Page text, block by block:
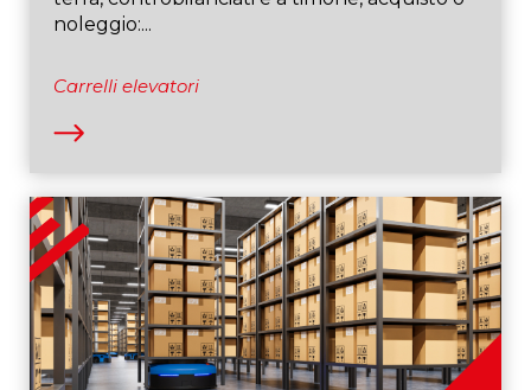
noleggio:...
Carrelli elevatori